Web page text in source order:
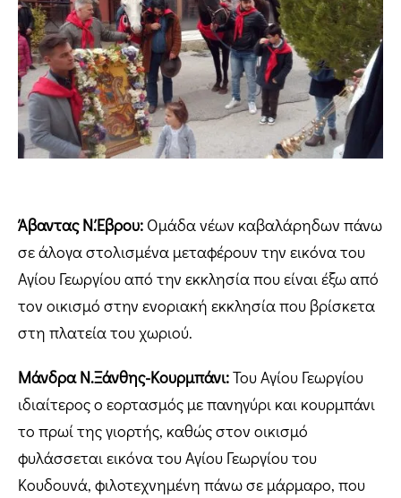
Άβαντας Ν.Έβρου: Ομάδα νέων καβαλάρηδων πάνω
σε άλογα στολισμένα μεταφέρουν την εικόνα του
Αγίου Γεωργίου από την εκκλησία που είναι έξω από
τον οικισμό στην ενοριακή εκκλησία που βρίσκετα
στη πλατεία του χωριού.
Μάνδρα Ν.Ξάνθης-Κουρμπάνι:Του Αγίου Γεωργίου
ιδιαίτερος ο εορτασμός με πανηγύρι και κουρμπάνι
το πρωί της γιορτής, καθώς στον οικισμό
φυλάσσεται εικόνα του Αγίου Γεωργίου του
Κουδουνά, φιλοτεχνημένη πάνω σε μάρμαρο, που